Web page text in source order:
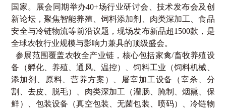
国家。展会同期举办40+场行业研讨会、技术发布会及创
新论坛，聚焦智能养殖、饲料添加剂、肉类深加工、食品
安全与冷链物流等前沿议题，现场发布新品超1500款，是
全球农牧行业规模与影响力兼具的顶级盛会。
参展范围覆盖农牧全产业链，核心包括家禽/畜牧养殖设
备（孵化、养殖、通风、温控）、饲料工业（饲料机械、
添加剂、原料、营养方案）、屠宰加工设备（宰杀、分
割、去皮、脱毛）、肉类深加工（灌肠、腌制、烟熏、保
鲜）、包装设备（真空包装、无菌包装、喷码）、冷链物